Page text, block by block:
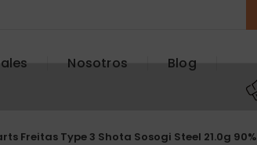
Nosotros Blog
Freitas Type 3 Shota Sosogi Steel 21.0g 90%